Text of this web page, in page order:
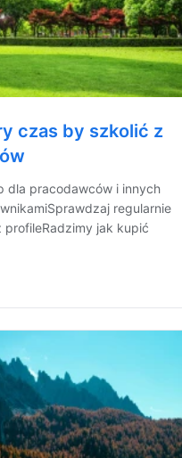
czas by szkolić z
dla pracodawców i innych
regularnie
jak kupić